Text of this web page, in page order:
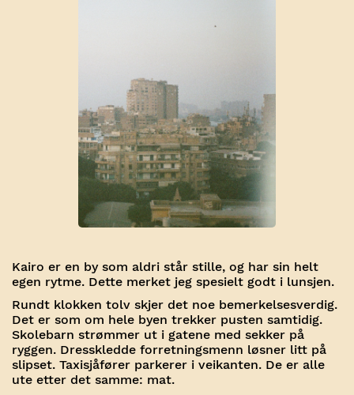
Kairo er en by som aldri står stille, og har sin helt
egen rytme. Dette merket jeg spesielt godt i lunsjen.
Rundt klokken tolv skjer det noe bemerkelsesverdig.
Det er som om hele byen trekker pusten samtidig.
Skolebarn strømmer ut i gatene med sekker på
ryggen. Dresskledde forretningsmenn løsner litt på
slipset. Taxisjåfører parkerer i veikanten. De er alle
ute etter det samme: mat.